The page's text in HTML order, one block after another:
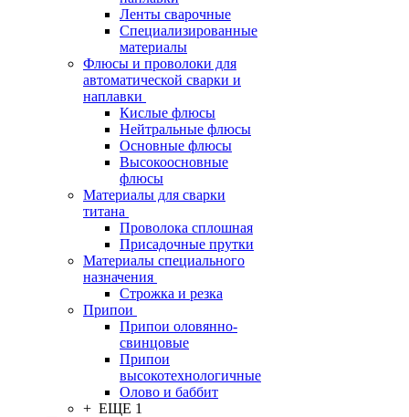
Ленты сварочные
Специализированные
материалы
Флюсы и проволоки для
автоматической сварки и
наплавки
Кислые флюсы
Нейтральные флюсы
Основные флюсы
Высокоосновные
флюсы
Материалы для сварки
титана
Проволока сплошная
Присадочные прутки
Материалы специального
назначения
Строжка и резка
Припои
Припои оловянно-
свинцовые
Припои
высокотехнологичные
Олово и баббит
+ ЕЩЕ 1